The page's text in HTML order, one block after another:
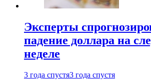
Эксперты
падение доллара на
неделе
3 года спустя3 года спустя